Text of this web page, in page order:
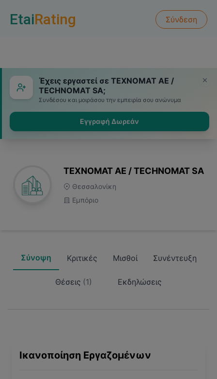
EtaiRating Σύνδεση
Έχεις εργαστεί σε ΤΕΧΝΟΜΑΤ ΑΕ /
TECHNOMAT SA;
Συνδέσου και μοιράσου την εμπειρία σου ανώνυμα
Εγγραφή Δωρεάν
ΤΕΧΝΟΜΑΤ ΑΕ / TECHNOMAT SA
Θεσσαλονίκη
Εμπόριο
Σύνοψη Κριτικές Μισθοί Συνέντευξη
Θέσεις (1) Εκδηλώσεις
Ικανοποίηση Εργαζομένων